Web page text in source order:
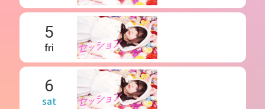
5
fri
6
sat